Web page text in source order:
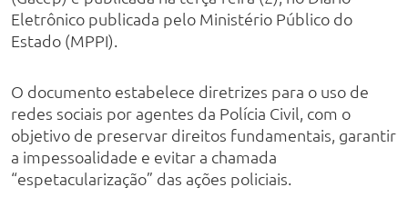
Eletrônico publicada pelo Ministério Público do
Estado (MPPI).
O documento estabelece diretrizes para o uso de
redes sociais por agentes da Polícia Civil, com o
objetivo de preservar direitos fundamentais, garantir
a impessoalidade e evitar a chamada
“espetacularização” das ações policiais.